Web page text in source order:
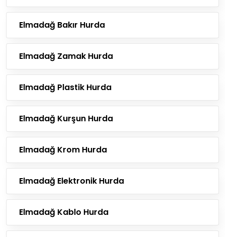
Elmadağ Bakır Hurda
Elmadağ Zamak Hurda
Elmadağ Plastik Hurda
Elmadağ Kurşun Hurda
Elmadağ Krom Hurda
Elmadağ Elektronik Hurda
Elmadağ Kablo Hurda